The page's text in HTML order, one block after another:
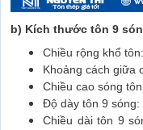
b) Kích thước tôn 9
Chiều rộng khổ
Khoảng cách giữa
Chiều cao sóng
Độ dày tôn 9 sóng:
Chiều dài tôn 9